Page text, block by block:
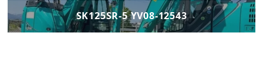
SK125SR-5 YV08-12543